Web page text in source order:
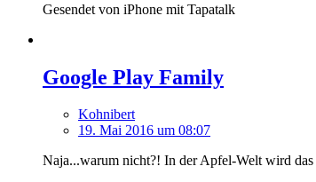
Gesendet von iPhone mit Tapatalk
Google Play Family
Kohnibert
19. Mai 2016 um 08:07
Naja...warum nicht?! In der Apfel-Welt wird das